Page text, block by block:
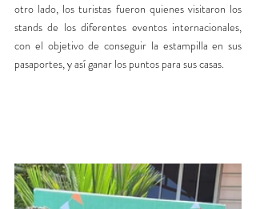
otro lado, los turistas fueron quienes visitaron los
stands de los diferentes eventos internacionales,
con el objetivo de conseguir la estampilla en sus
pasaportes, y así ganar los puntos para sus casas.